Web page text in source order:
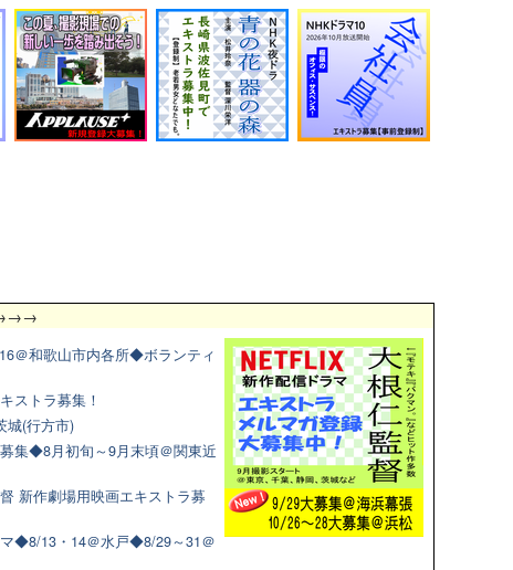
＠和歌山市内各所◆ボランティ
ストラ募集！
城(行方市)
集◆8月初旬～9月末頃＠関東近
新作劇場用映画エキストラ募
◆8/13・14＠水戸◆8/29～31＠